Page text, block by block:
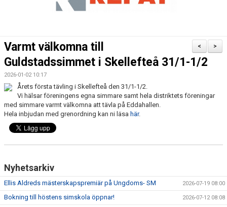
TÄVLINGAR
KONTAKT
KALENDER
KLUBBKLÄDER
LEDIGA TJÄNSTER
DOKUMENT
>
<
Varmt välkomna till
Guldstadssimmet i Skellefteå 31/1-1/2
2026-01-02 10:17
Årets första tävling i Skellefteå den 31/1-1/2.
Vi hälsar föreningens egna simmare samt hela distriktets föreningar
med simmare varmt välkomna att tävla på Eddahallen.
Hela inbjudan med grenordning kan ni läsa här.
Nyhetsarkiv
Ellis Aldreds mästerskapspremiär på Ungdoms- SM 2026-07-19 08:00
Bokning till höstens simskola öppnar! 2026-07-12 08:08